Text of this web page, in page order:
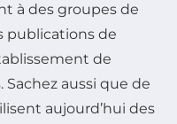
à des groupes de
publications de
de
aussi que de
aujourd’hui des